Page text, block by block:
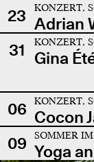
23
KONZERT,
Adrian
31
KONZERT,
Gina
06 KONZERT,
Cocon
09
SOMMER
Yoga